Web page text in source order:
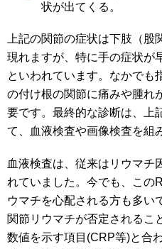
状が出てくる。
上記の関節の症状は下肢（
現れますが、特に手の症状が
といわれています。なかでも
の付け根の関節に痛みや腫れ
要です。最終的な診断は、上
て、血液検査や画像検査を組
血液検査は、従来はリウマチ
れていました。今でも、この
ウマチを心配される方も多い
関節リウマチが否定されるこ
数値を示す項目(CRP等)と合